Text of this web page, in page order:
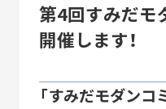
第4回すみだモ
開催します！
「すみだモダンコ